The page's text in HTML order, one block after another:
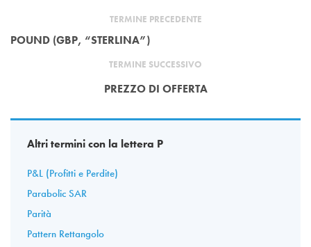
TERMINE PRECEDENTE
POUND (GBP, “STERLINA”)
TERMINE SUCCESSIVO
PREZZO DI OFFERTA
Altri termini con la lettera P
P&L (Profitti e Perdite)
Parabolic SAR
Parità
Pattern Rettangolo